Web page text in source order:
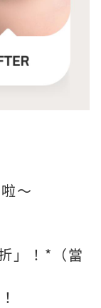
～
」！*（當